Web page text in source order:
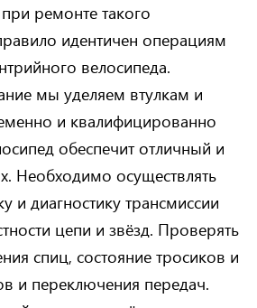
ремонте такого
идентичен операциям
велосипеда.
мы уделяем втулкам и
и квалифицированно
обеспечит отличный и
Необходимо осуществлять
и диагностику трансмиссии
цепи и звёзд. Проверять
спиц, состояние тросиков и
и переключения передач.